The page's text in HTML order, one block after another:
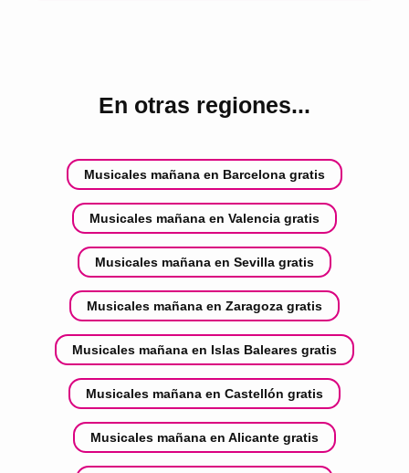
En otras regiones...
Musicales mañana en Barcelona gratis
Musicales mañana en Valencia gratis
Musicales mañana en Sevilla gratis
Musicales mañana en Zaragoza gratis
Musicales mañana en Islas Baleares gratis
Musicales mañana en Castellón gratis
Musicales mañana en Alicante gratis